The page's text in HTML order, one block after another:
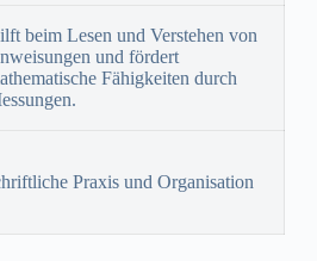
beim Lesen und Verstehen von
und fördert
Fähigkeiten durch
Praxis und Organisation